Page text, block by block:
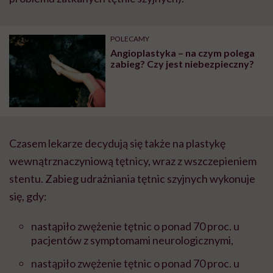
POLECAMY
Angioplastyka – na czym polega
zabieg? Czy jest niebezpieczny?
Czasem lekarze decydują się także na plastykę
wewnątrznaczyniową tętnicy, wraz z wszczepieniem
stentu. Zabieg udrażniania tętnic szyjnych wykonuje
się, gdy:
nastąpiło zwężenie tętnic o ponad 70 proc. u
pacjentów z symptomami neurologicznymi,
nastąpiło zwężenie tętnic o ponad 70 proc. u